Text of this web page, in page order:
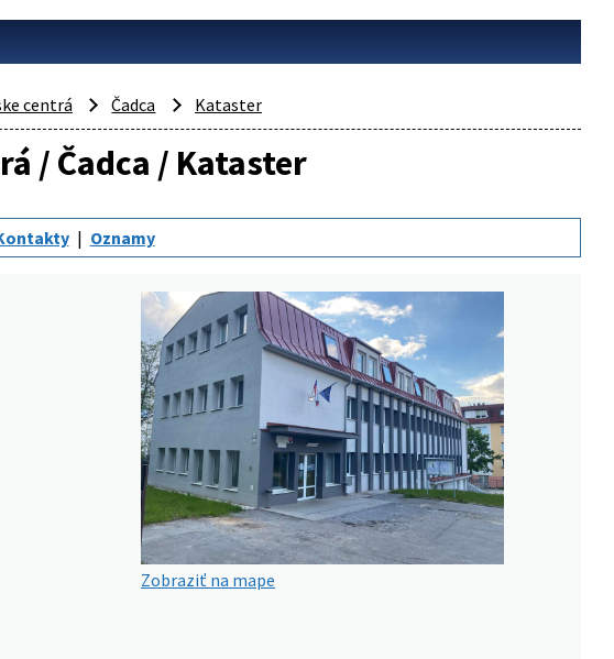
centrá Čadca Kataster
/ Čadca / Kataster
Oznamy
Zobraziť na mape